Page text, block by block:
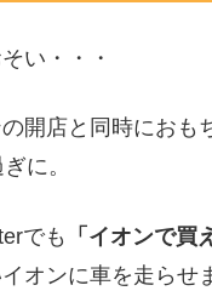
い・・・
開店と同時におも
に。
でも 「イオンで買
オンに車を走らせ